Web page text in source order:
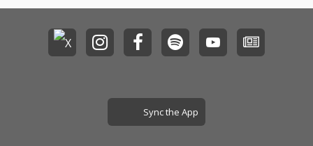
Sync the App